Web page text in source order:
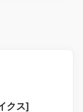
クス]